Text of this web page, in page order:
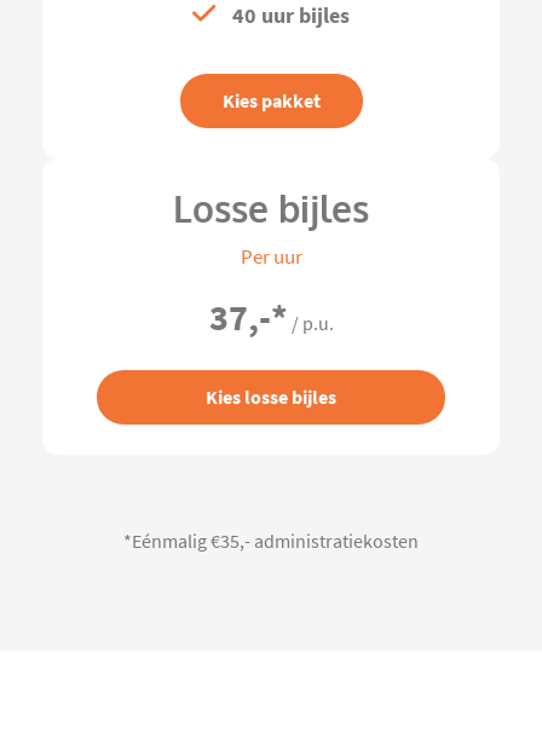
40 uur bijles
Kies pakket
Losse bijles
Per uur
37,-* / p.u.
Kies losse bijles
*Eénmalig €35,- administratiekosten